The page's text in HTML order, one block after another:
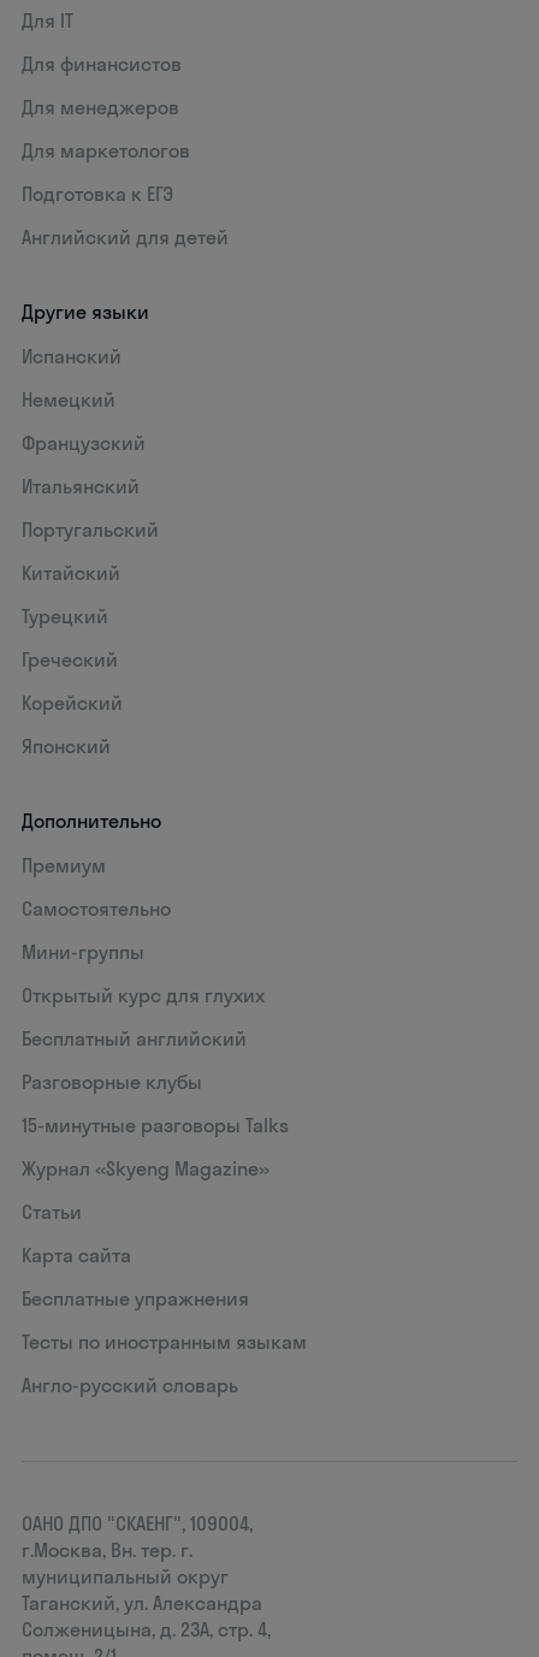
Для IT
Для финансистов
Для менеджеров
Для маркетологов
Подготовка к ЕГЭ
Английский для детей
Другие языки
Испанский
Немецкий
Французский
Итальянский
Португальский
Китайский
Турецкий
Греческий
Корейский
Японский
Дополнительно
Премиум
Самостоятельно
Мини-группы
Открытый курс для глухих
Бесплатный английский
Разговорные клубы
15‑минутные разговоры Talks
Журнал «Skyeng Magazine»
Статьи
Карта сайта
Бесплатные упражнения
Тесты по иностранным языкам
Англо-русский словарь
ОАНО ДПО "СКАЕНГ", 109004,
г.Москва, Вн. тер. г.
муниципальный округ
Таганский, ул. Александра
Солженицына, д. 23А, стр. 4,